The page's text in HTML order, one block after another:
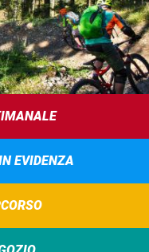
EVIDENZA